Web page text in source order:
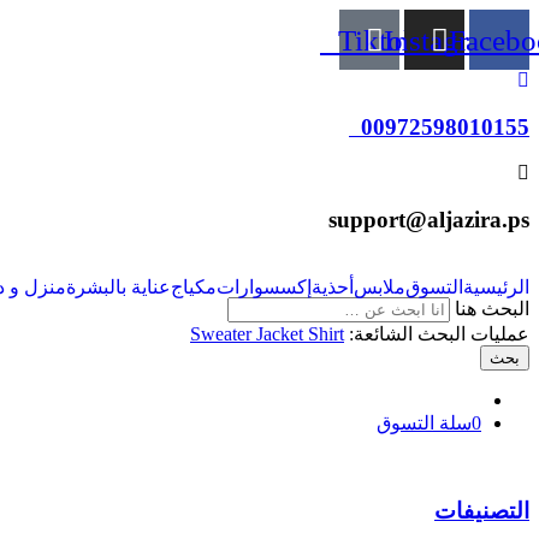
Instagram
Tiktok
00972598010155
support@aljazira.ps
الرئيسية التسوقملابس أحذية إكسسواراتمكياجعناية بالبشرةمنزل و
البحث هنا
عمليات البحث الشائعة:
SweaterJacket Shirt
بحث
0سلة التسوق
التصنيفات